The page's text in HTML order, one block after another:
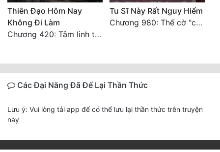
Thiên Đạo Hôm Nay
Không Đi Làm
Chương 420: Tâm linh thích ứng (2)
Tu Sĩ Này Rất Nguy Hiểm
Chương 980: Thế cờ "chết đi sống"
Các Đại Năng Đã Để Lại Thần Thức
Lưu ý: Vui lòng tải app để có thể lưu lại thần thức trên truyện
này